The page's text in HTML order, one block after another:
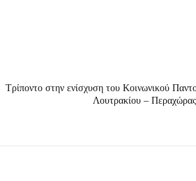
Τρίποντο στην ενίσχυση του Κοινωνικού
Λουτρακίου –